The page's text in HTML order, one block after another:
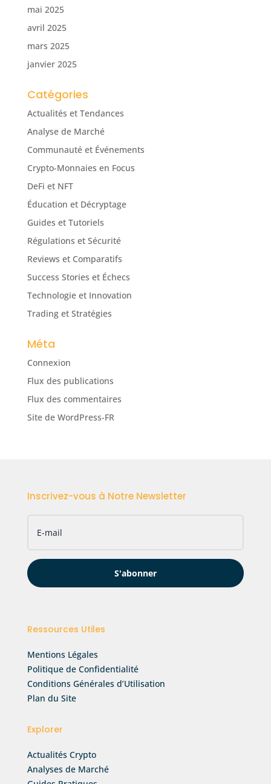
mai 2025
avril 2025
mars 2025
janvier 2025
Catégories
Actualités et Tendances
Analyse de Marché
Communauté et Événements
Crypto-Monnaies en Focus
DeFi et NFT
Éducation et Décryptage
Guides et Tutoriels
Régulations et Sécurité
Reviews et Comparatifs
Success Stories et Échecs
Technologie et Innovation
Trading et Stratégies
Méta
Connexion
Flux des publications
Flux des commentaires
Site de WordPress-FR
Inscrivez-vous à Notre Newsletter
S'abonner
Ressources Utiles
Mentions Légales
Politique de Confidentialité
Conditions Générales d’Utilisation
Plan du Site
Explorer
Actualités Crypto
Analyses de Marché